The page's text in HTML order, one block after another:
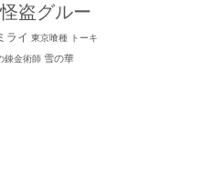
怪盗グルー
ライ 東京喰種 トーキ
錬金術師 雪の華